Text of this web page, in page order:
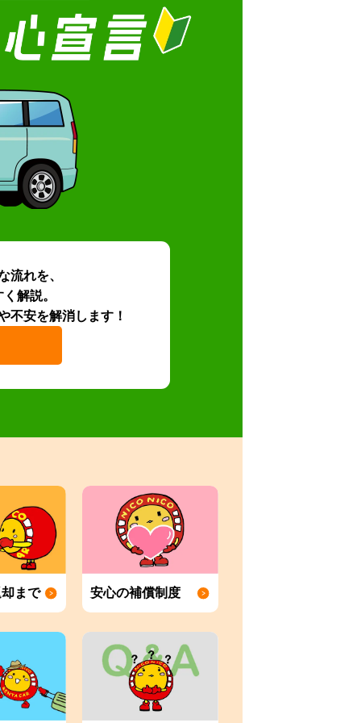
流れを、
解説。
不安を解消します！
まで 安心の補償制度